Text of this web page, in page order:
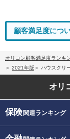
顧客満足度につ
オリコン顧客満足度ランキ
2021年版
ハウスクリ
オリ
保険関連ランキング